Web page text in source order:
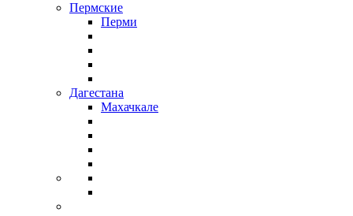
Пермские
Перми
Дагестана
Махачкале